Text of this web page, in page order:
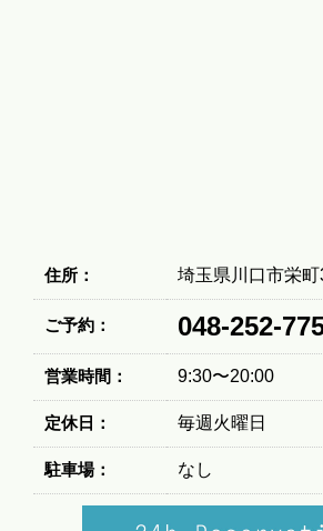
住所： 埼玉県川口市栄
ご予約： 048-252-
営業時間： 9:30〜20:00
定休日： 毎週火曜日
駐車場： なし